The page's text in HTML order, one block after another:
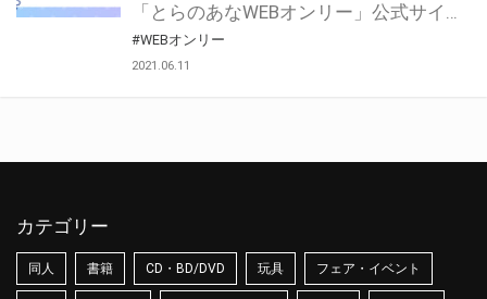
「とらのあなWEBオンリー」公式サイトでとらのあな通販の「割引クーポン」を配布中！ イベントごとに開催当日限定で使える割引クーポンのシリアルコードを発行します。 とらのあなWEBオンリーのページをチェックして、イベント当日にお得にお買い物を楽しみましょう♪ ※本キャンペーンは予告なく終了する場合がございます。 とらのあなWEBオンリーサイトはこちら
#WEBオンリー
2021.06.11
カテゴリー
同人 書籍 CD・BD/DVD 玩具 フェア・イベント